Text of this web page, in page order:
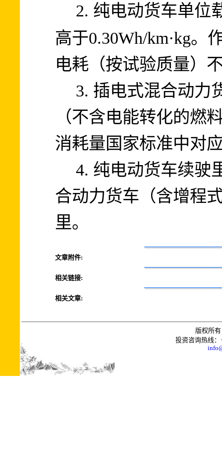
2. 纯电动货车单位
高于0.30Wh/km·kg。
电耗（按试验质量）
3. 插电式混合动力
（不含电能转化的燃
消耗量国家标准中对
4. 纯电动货车续驶
合动力货车（含增程
里。
文章附件:
相关链接:
相关文章:
版权所
投资咨询热线：